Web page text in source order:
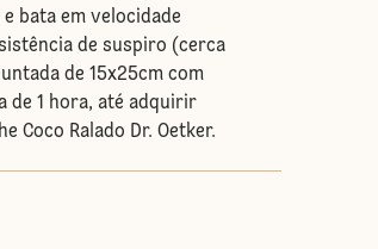
bata em velocidade
de suspiro (cerca
de 15x25cm com
de 1 hora, até adquirir
Coco Ralado Dr. Oetker.